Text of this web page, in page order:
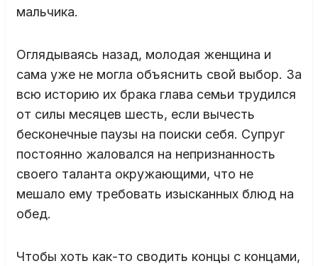
мальчика.
Оглядываясь назад, молодая женщина и
сама уже не могла объяснить свой выбор. За
всю историю их брака глава семьи трудился
от силы месяцев шесть, если вычесть
бесконечные паузы на поиски себя. Супруг
постоянно жаловался на непризнанность
своего таланта окружающими, что не
мешало ему требовать изысканных блюд на
обед.
Чтобы хоть как-то сводить концы с концами,